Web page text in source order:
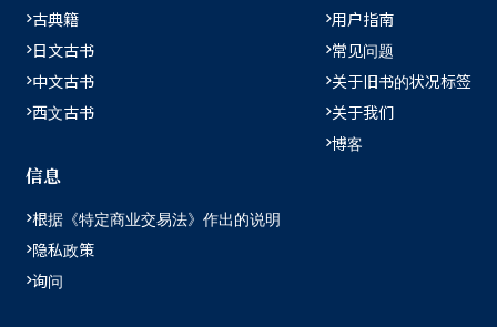
古典籍
日文古书
中文古书
西文古书
用户指南
常见问题
关于旧书的状况标签
关于我们
博客
信息
根据《特定商业交易法》作出的说明
隐私政策
询问